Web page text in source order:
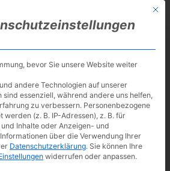
Youtube-Kanal ▶︎
Ledersitz, Komfort
prüfen*
Mit
bevor Sie unsere Website weiter
andere Technologien auf unserer
sind essenziell, während andere uns helfen,
zu verbessern. Personenbezogene
werden (z. B. IP-Adressen), z. B. für
Inhalte oder Anzeigen- und
über die Verwendung Ihrer
Datenschutzerklärung. Sie können Ihre
widerrufen oder anpassen.